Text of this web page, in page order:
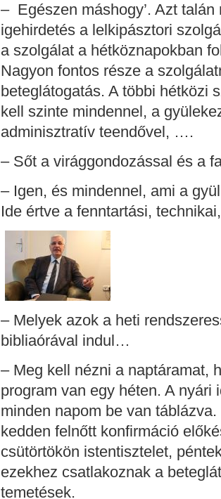
– Egészen máshogy’. Azt
igehirdetés a lelkipásztori
a szolgálat a hétköznapokban
Nagyon fontos része a
beteglátogatás. A többi hétközi
kell szinte mindennel, a
adminisztratív teendővel, ….
– Sőt a virággondozással és a
– Igen, és mindennel, ami a
Ide értve a fenntartási,
– Melyek azok a heti
bibliaórával indul…
– Meg kell nézni a naptáramat,
program van egy héten. A
minden napom be van
kedden felnőtt konfirmáció
csütörtökön istentisztelet,
ezekhez csatlakoznak a
temetések.